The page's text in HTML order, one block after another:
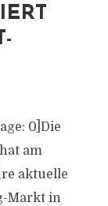
0]Die
am
aktuelle
Markt in